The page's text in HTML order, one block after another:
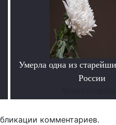
Умерла одна из
России
комментариев.